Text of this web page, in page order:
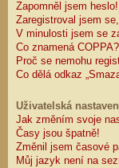
Zapomněl jsem heslo!
Zaregistroval jsem
V minulosti jsem se
Co znamená COPPA?
Proč se nemohu
Co dělá odkaz
Uživatelská
Jak změním svoje
Časy jsou špatně!
Změnil jsem časové
Můj jazyk není na